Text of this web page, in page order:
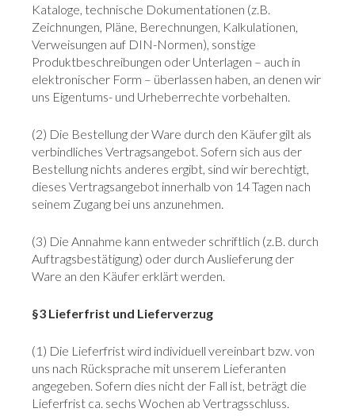
Kataloge, technische Dokumentationen (z.B.
Zeichnungen, Pläne, Berechnungen, Kalkulationen,
Verweisungen auf DIN-Normen), sonstige
Produktbeschreibungen oder Unterlagen – auch in
elektronischer Form – überlassen haben, an denen wir
uns Eigentums- und Urheberrechte vorbehalten.
(2) Die Bestellung der Ware durch den Käufer gilt als
verbindliches Vertragsangebot. Sofern sich aus der
Bestellung nichts anderes ergibt, sind wir berechtigt,
dieses Vertragsangebot innerhalb von 14 Tagen nach
seinem Zugang bei uns anzunehmen.
(3) Die Annahme kann entweder schriftlich (z.B. durch
Auftragsbestätigung) oder durch Auslieferung der
Ware an den Käufer erklärt werden.
§3 Lieferfrist und Lieferverzug
(1) Die Lieferfrist wird individuell vereinbart bzw. von
uns nach Rücksprache mit unserem Lieferanten
angegeben. Sofern dies nicht der Fall ist, beträgt die
Lieferfrist ca. sechs Wochen ab Vertragsschluss.